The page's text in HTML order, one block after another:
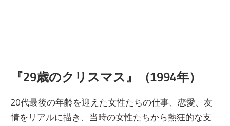
『29歳のクリスマス』（1994年）
20代最後の年齢を迎えた女性たちの仕事、恋愛、友
情をリアルに描き、当時の女性たちから熱狂的な支